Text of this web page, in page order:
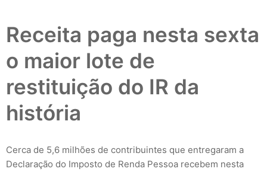
Receita paga nesta sexta
o maior lote de
restituição do IR da
história
Cerca de 5,6 milhões de contribuintes que entregaram a
Declaração do Imposto de Renda Pessoa recebem nesta